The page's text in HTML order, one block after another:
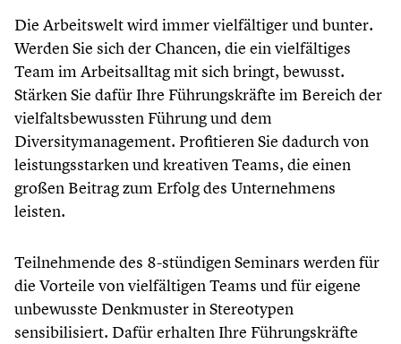
Die Arbeitswelt wird immer vielfältiger und bunter.
Werden Sie sich der Chancen, die ein vielfältiges
Team im Arbeitsalltag mit sich bringt, bewusst.
Stärken Sie dafür Ihre Führungskräfte im Bereich der
vielfaltsbewussten Führung und dem
Diversitymanagement. Profitieren Sie dadurch von
leistungsstarken und kreativen Teams, die einen
großen Beitrag zum Erfolg des Unternehmens
leisten.
Teilnehmende des 8-stündigen Seminars werden für
die Vorteile von vielfältigen Teams und für eigene
unbewusste Denkmuster in Stereotypen
sensibilisiert. Dafür erhalten Ihre Führungskräfte